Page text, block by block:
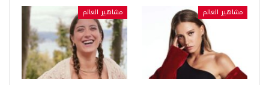
مشاهير العالم مشاهير العالم